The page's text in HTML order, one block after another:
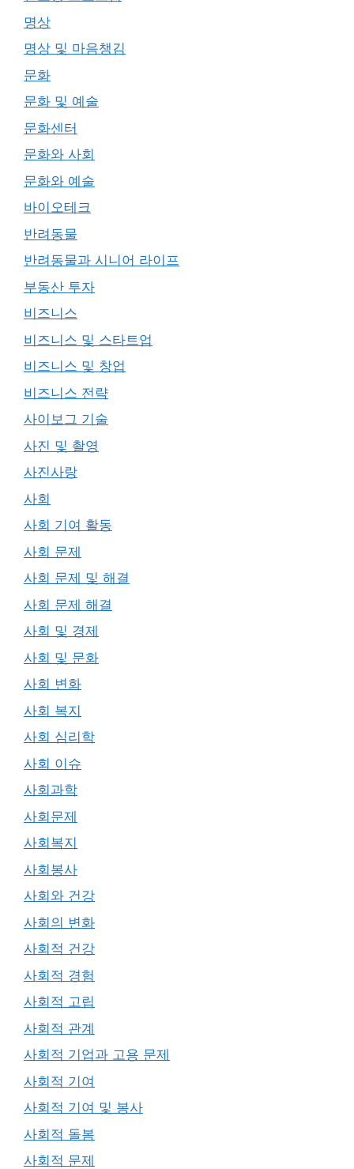
명상
명상 및 마음챙김
문화
문화 및 예술
문화센터
문화와 사회
문화와 예술
바이오테크
반려동물
반려동물과 시니어 라이프
부동산 투자
비즈니스
비즈니스 및 스타트업
비즈니스 및 창업
비즈니스 전략
사이보그 기술
사진 및 촬영
사진사랑
사회
사회 기여 활동
사회 문제
사회 문제 및 해결
사회 문제 해결
사회 및 경제
사회 및 문화
사회 변화
사회 복지
사회 심리학
사회 이슈
사회과학
사회문제
사회복지
사회봉사
사회와 건강
사회의 변화
사회적 건강
사회적 경험
사회적 고립
사회적 관계
사회적 기업과 고용 문제
사회적 기여
사회적 기여 및 봉사
사회적 돌봄
사회적 문제